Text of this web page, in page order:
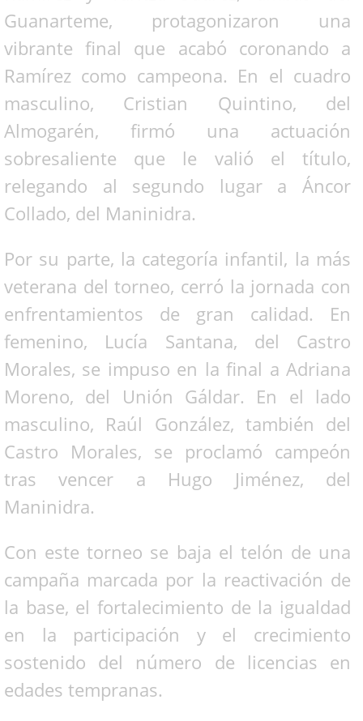
Guanarteme, protagonizaron una
vibrante final que acabó coronando a
Ramírez como campeona. En el cuadro
masculino, Cristian Quintino, del
Almogarén, firmó una actuación
sobresaliente que le valió el título,
relegando al segundo lugar a Áncor
Collado, del Maninidra.
Por su parte, la categoría infantil, la más
veterana del torneo, cerró la jornada con
enfrentamientos de gran calidad. En
femenino, Lucía Santana, del Castro
Morales, se impuso en la final a Adriana
Moreno, del Unión Gáldar. En el lado
masculino, Raúl González, también del
Castro Morales, se proclamó campeón
tras vencer a Hugo Jiménez, del
Maninidra.
Con este torneo se baja el telón de una
campaña marcada por la reactivación de
la base, el fortalecimiento de la igualdad
en la participación y el crecimiento
sostenido del número de licencias en
edades tempranas.